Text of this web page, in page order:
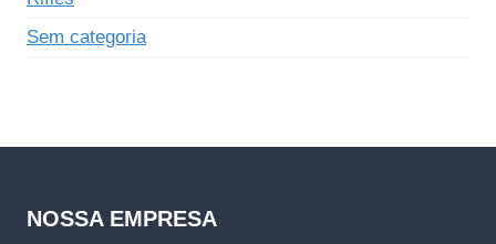
Sem categoria
NOSSA EMPRESA